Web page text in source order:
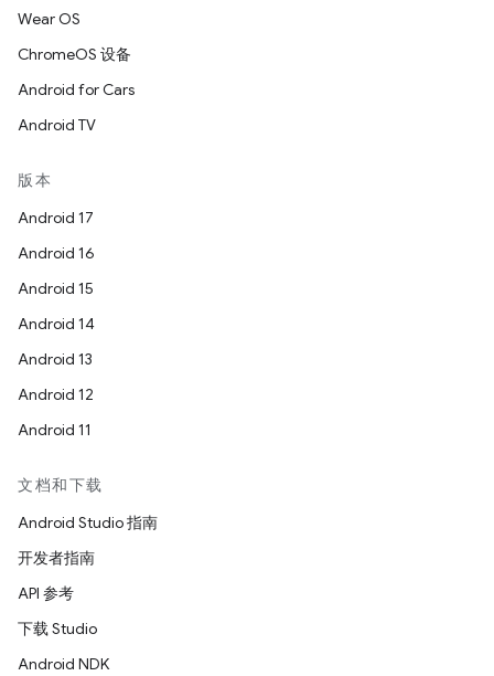
Wear OS
ChromeOS 设备
Android for Cars
Android TV
版本
Android 17
Android 16
Android 15
Android 14
Android 13
Android 12
Android 11
文档和下载
Android Studio 指南
开发者指南
API 参考
下载 Studio
Android NDK